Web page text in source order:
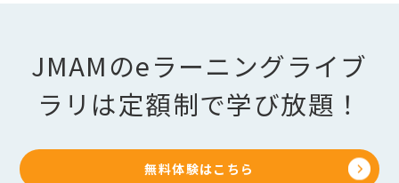
JMAMのeラーニングライブ
ラリは定額制で学び放題！
無料体験はこちら